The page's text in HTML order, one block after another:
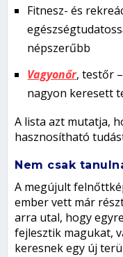
Fitnesz- és
népszerűbb
Vagyonőr, testőr
nagyon keresett
A lista azt mutatja,
hasznosítható
Nem csak
A megújult
ember vett már
arra utal, hogy
fejlesztik magukat,
keresnek egy új